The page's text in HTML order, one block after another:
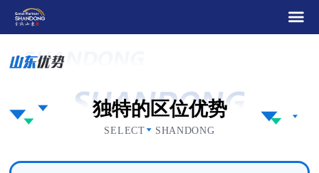
独特的区位优势
SELECT SHANDONG